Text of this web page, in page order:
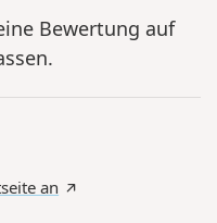
Bewertung auf
an